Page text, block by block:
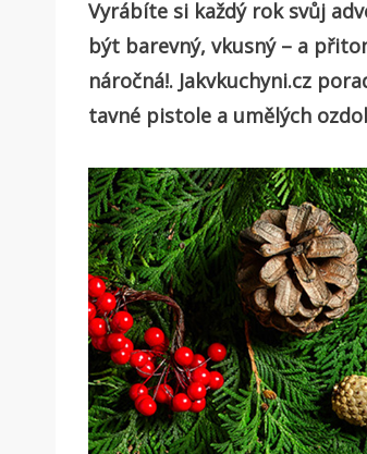
Vyrábíte si každý rok svůj
být barevný, vkusný – a
náročná!. Jakvkuchyni.cz
tavné pistole a umělých